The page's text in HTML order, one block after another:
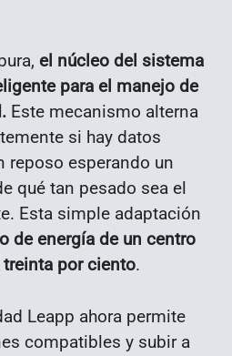
el núcleo del sistema
para el manejo de
Este mecanismo alterna
si hay datos
reposo esperando un
qué tan pesado sea el
Esta simple adaptación
de energía de un centro
por ciento.
Leapp ahora permite
compatibles y subir a